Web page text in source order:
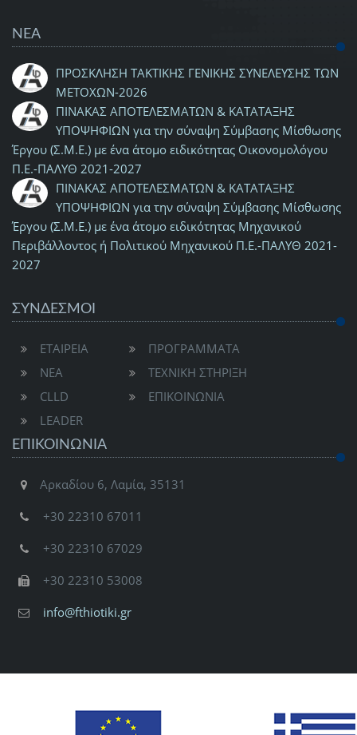
ΝΕΑ
ΠΡΟΣΚΛΗΣΗ ΤΑΚΤΙΚΗΣ ΓΕΝΙΚΗΣ ΣΥΝΕΛΕΥΣΗΣ ΤΩΝ
ΜΕΤΟΧΩΝ-2026
ΠΙΝΑΚΑΣ ΑΠΟΤΕΛΕΣΜΑΤΩΝ & ΚΑΤΑΤΑΞΗΣ
ΥΠΟΨΗΦΙΩΝ για την σύναψη Σύμβασης Μίσθωσης
Έργου (Σ.Μ.Ε.) με ένα άτομο ειδικότητας Οικονομολόγου
Π.Ε.-ΠΑΛΥΘ 2021-2027
ΠΙΝΑΚΑΣ ΑΠΟΤΕΛΕΣΜΑΤΩΝ & ΚΑΤΑΤΑΞΗΣ
ΥΠΟΨΗΦΙΩΝ για την σύναψη Σύμβασης Μίσθωσης
Έργου (Σ.Μ.Ε.) με ένα άτομο ειδικότητας Μηχανικού
Περιβάλλοντος ή Πολιτικού Μηχανικού Π.Ε.-ΠΑΛΥΘ 2021-
2027
ΣΥΝΔΕΣΜΟΙ
ΕΤΑΙΡΕΙΑ
ΝΕΑ
CLLD
LEADER
ΠΡΟΓΡΑΜΜΑΤΑ
ΤΕΧΝΙΚΗ ΣΤΗΡΙΞΗ
ΕΠΙΚΟΙΝΩΝΙΑ
ΕΠΙΚΟΙΝΩΝΊΑ
Αρκαδίου 6, Λαμία, 35131
+30 22310 67011
+30 22310 67029
+30 22310 53008
info@fthiotiki.gr